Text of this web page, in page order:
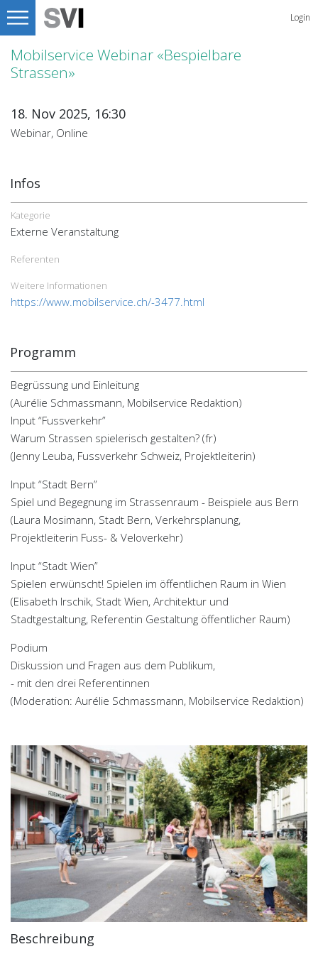
Login
Mobilservice Webinar «Bespielbare
Strassen»
18. Nov 2025, 16:30
Webinar, Online
Infos
Kategorie
Externe Veranstaltung
Referenten
Weitere Informationen
https://www.mobilservice.ch/-3477.html
Programm
Begrüssung und Einleitung
(Aurélie Schmassmann, Mobilservice Redaktion)
Input “Fussverkehr”
Warum Strassen spielerisch gestalten? (fr)
(Jenny Leuba, Fussverkehr Schweiz, Projektleiterin)
Input “Stadt Bern”
Spiel und Begegnung im Strassenraum - Beispiele aus Bern
(Laura Mosimann, Stadt Bern, Verkehrsplanung,
Projektleiterin Fuss- & Veloverkehr)
Input “Stadt Wien”
Spielen erwünscht! Spielen im öffentlichen Raum in Wien
(Elisabeth Irschik, Stadt Wien, Architektur und
Stadtgestaltung, Referentin Gestaltung öffentlicher Raum)
Podium
Diskussion und Fragen aus dem Publikum,
- mit den drei Referentinnen
(Moderation: Aurélie Schmassmann, Mobilservice Redaktion)
Beschreibung